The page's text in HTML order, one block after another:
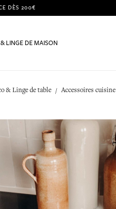
DÈS 200€
LINGE DE MAISON
& Linge de table Accessoires cuisine